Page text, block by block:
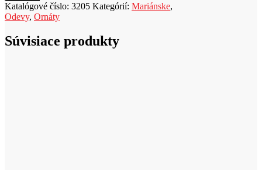
Katalógové číslo: 3205 Kategórií: Mariánske,
Odevy, Ornáty
Súvisiace produkty